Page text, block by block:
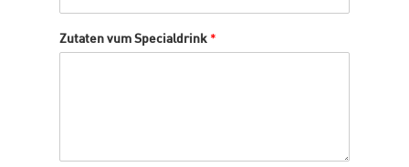
Zutaten vum Specialdrink *